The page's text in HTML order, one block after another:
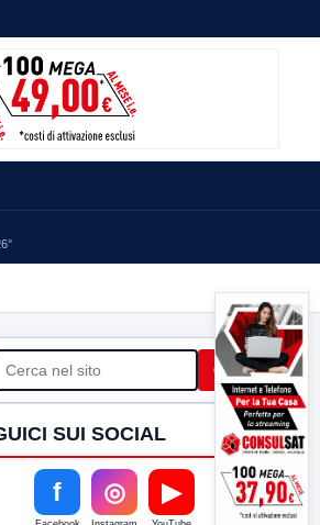
Cerca
SUI SOCIAL
f ◎ ▶